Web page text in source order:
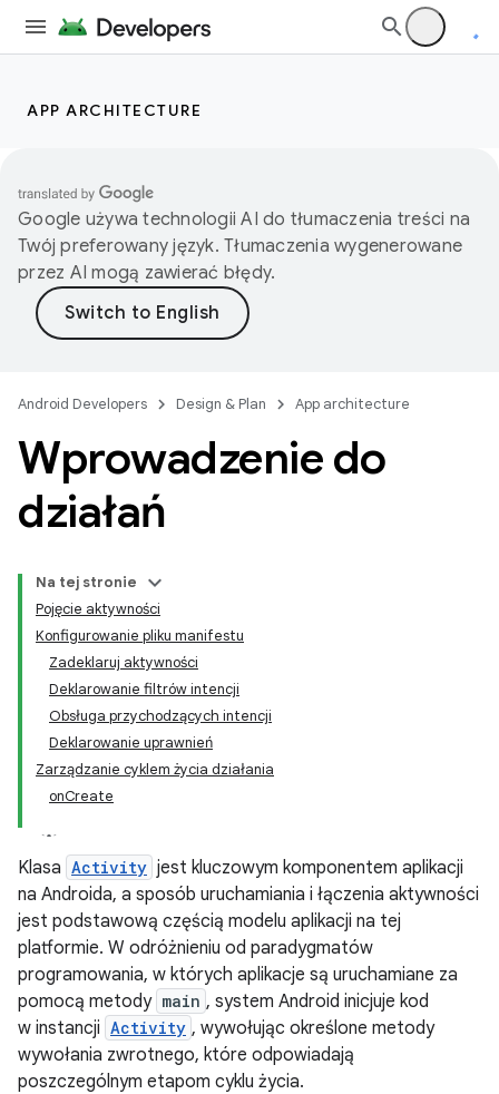
APP ARCHITECTURE
Google używa technologii AI do tłumaczenia treści na
Twój preferowany język. Tłumaczenia wygenerowane
przez AI mogą zawierać błędy.
Android Developers Design & Plan App architecture
Wprowadzenie do
działań
Na tej stronie
Pojęcie aktywności
Konfigurowanie pliku manifestu
Zadeklaruj aktywności
Deklarowanie filtrów intencji
Obsługa przychodzących intencji
Deklarowanie uprawnień
Zarządzanie cyklem życia działania
onCreate
Klasa Activity jest kluczowym komponentem aplikacji
na Androida, a sposób uruchamiania i łączenia aktywności
jest podstawową częścią modelu aplikacji na tej
platformie. W odróżnieniu od paradygmatów
programowania, w których aplikacje są uruchamiane za
pomocą metody main , system Android inicjuje kod
w instancji Activity , wywołując określone metody
wywołania zwrotnego, które odpowiadają
poszczególnym etapom cyklu życia.